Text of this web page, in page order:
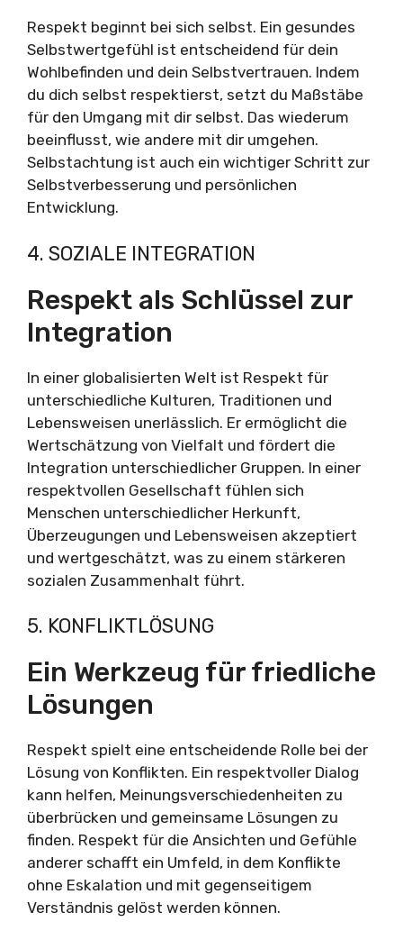
Respekt beginnt bei sich selbst. Ein gesundes
Selbstwertgefühl ist entscheidend für dein
Wohlbefinden und dein Selbstvertrauen. Indem
du dich selbst respektierst, setzt du Maßstäbe
für den Umgang mit dir selbst. Das wiederum
beeinflusst, wie andere mit dir umgehen.
Selbstachtung ist auch ein wichtiger Schritt zur
Selbstverbesserung und persönlichen
Entwicklung.
4. SOZIALE INTEGRATION
Respekt als Schlüssel zur
Integration
In einer globalisierten Welt ist Respekt für
unterschiedliche Kulturen, Traditionen und
Lebensweisen unerlässlich. Er ermöglicht die
Wertschätzung von Vielfalt und fördert die
Integration unterschiedlicher Gruppen. In einer
respektvollen Gesellschaft fühlen sich
Menschen unterschiedlicher Herkunft,
Überzeugungen und Lebensweisen akzeptiert
und wertgeschätzt, was zu einem stärkeren
sozialen Zusammenhalt führt.
5. KONFLIKTLÖSUNG
Ein Werkzeug für friedliche
Lösungen
Respekt spielt eine entscheidende Rolle bei der
Lösung von Konflikten. Ein respektvoller Dialog
kann helfen, Meinungsverschiedenheiten zu
überbrücken und gemeinsame Lösungen zu
finden. Respekt für die Ansichten und Gefühle
anderer schafft ein Umfeld, in dem Konflikte
ohne Eskalation und mit gegenseitigem
Verständnis gelöst werden können.